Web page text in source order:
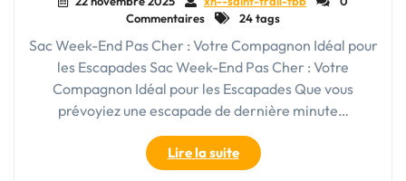
Commentaires
24 tags
Sac Week-End Pas Cher : Votre Compagnon Idéal pour
les Escapades Sac Week-End Pas Cher : Votre
Compagnon Idéal pour les Escapades Que vous
prévoyiez une escapade de dernière minute…
Lire la suite"Trouvez
Votre